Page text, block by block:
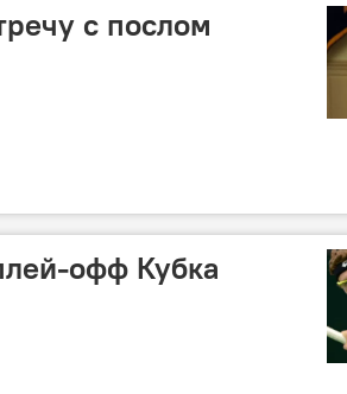
с послом
офф Кубка